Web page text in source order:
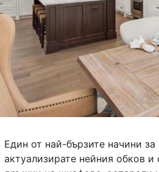
Един от най-бързите начини
актуализирате нейния обков